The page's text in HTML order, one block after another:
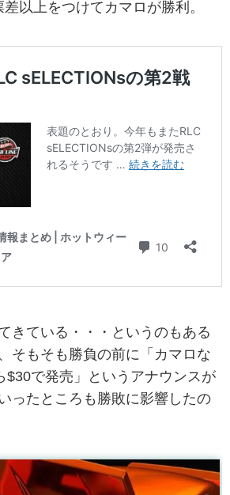
以上をつけてカマロが勝利。
きている・・・というのもある
そもそも勝負の前に「カマロな
$30で発売」というアナウンスが
ったところも勝敗に影響したの